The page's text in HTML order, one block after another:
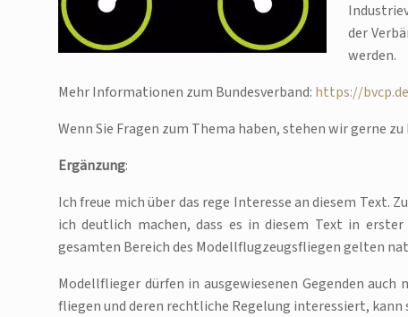
der
werden.
Mehr Informationen zum Bundesverband: https://
Wenn Sie Fragen zum Thema haben, stehen wir gerne
Ergänzung:
Ich freue mich über das rege Interesse an diesem Text.
ich deutlich machen, dass es in diesem Text in
gesamten Bereich des Modellflugzeugsfliegen gelten
Modellflieger dürfen in ausgewiesenen Gegenden
fliegen und deren rechtliche Regelung interessiert, kann